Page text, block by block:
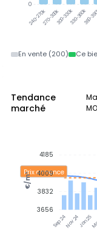
240-270k270-300k300-330k330-360k360-
0
En vente (200) Ce
Tendance
marché
Sep 24Nov 24Jan 25
Prix annonce
4185
4009
3832
3656
€/m²